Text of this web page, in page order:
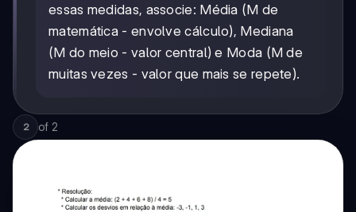
essas medidas, associe: Média (M de
matemática - envolve cálculo), Mediana
(M do meio - valor central) e Moda (M de
muitas vezes - valor que mais se repete).
2 of 2